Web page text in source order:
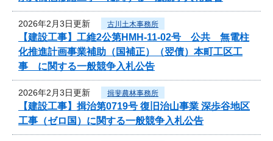
2026年2月3日更新 古川土木事務所
【建設工事】工維2公第HMH-11-02号 公共 無電柱
化推進計画事業補助（国補正）（翌債）本町工区工
事 に関する一般競争入札公告
2026年2月3日更新 揖斐農林事務所
【建設工事】揖治第0719号 復旧治山事業 深歩谷地区
工事（ゼロ国）に関する一般競争入札公告